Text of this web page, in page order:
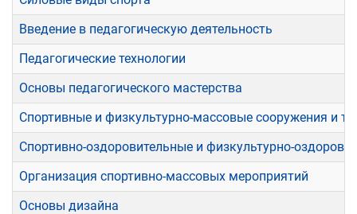
Введение в педагогическую деятельность
Педагогические технологии
Основы педагогического мастерства
Спортивные и физкультурно-массовые сооружения и
Спортивно-оздоровительные и физкультурно-
Организация спортивно-массовых мероприятий
Основы дизайна